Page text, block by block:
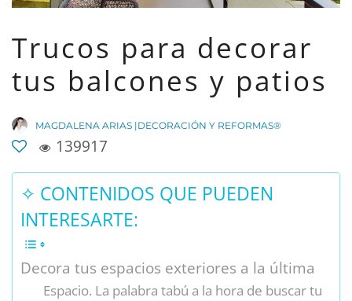
Trucos para decorar
tus balcones y patios
MAGDALENA ARIAS |DECORACIÓN Y REFORMAS®
139917
✧ CONTENIDOS QUE PUEDEN
INTERESARTE:
Decora tus espacios exteriores a la última
Espacio. La palabra tabú a la hora de buscar tu